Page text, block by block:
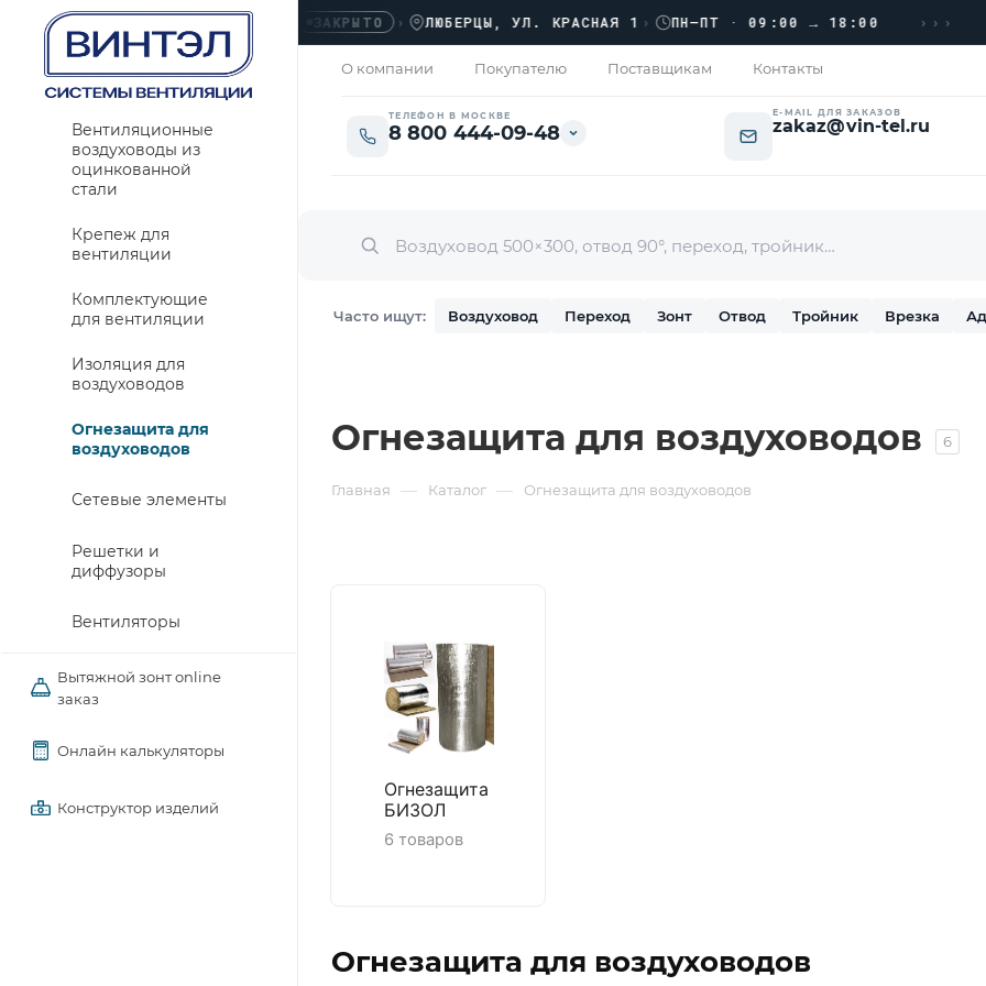
ОФИС ЗАКРЫТО › ЛЮБЕРЦЫ, УЛ. КРАСНАЯ 1› ПН–ПТ · 09:00 → 18:00 ›››
О компании Покупателю Поставщикам Контакты
ТЕЛЕФОН В МОСКВЕ
8 800 444-09-48
E-MAIL ДЛЯ ЗАКАЗОВ
zakaz@vin-tel.ru
Часто ищут: Воздуховод Переход Зонт Отвод Тройник Врезка
Вентиляционные
воздуховоды из
оцинкованной
стали
Крепеж для
вентиляции
Комплектующие
для вентиляции
Изоляция для
воздуховодов
Огнезащита для
воздуховодов
Сетевые элементы
Решетки и
диффузоры
Вентиляторы
Вытяжной зонт online
заказ
Онлайн калькуляторы
Конструктор изделий
Огнезащита для воздуховодов 6
Главная — Каталог — Огнезащита для воздуховодов
Огнезащита
БИЗОЛ
6 товаров
Огнезащита для воздуховодов